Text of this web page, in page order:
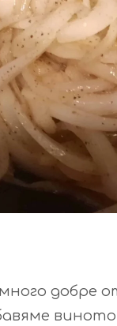
добре